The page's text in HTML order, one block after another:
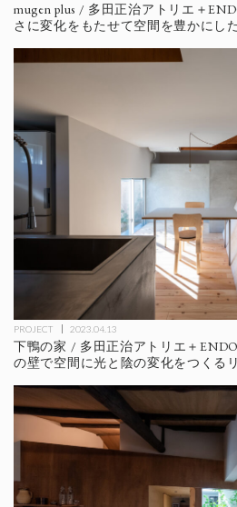
mugen plus / 多田正治アトリエ＋
さに変化をもたせて空間を豊かにし
PROJECT 2023.04.13
下鴨の家 / 多田正治アトリエ＋
の壁で空間に光と陰の変化をつくる